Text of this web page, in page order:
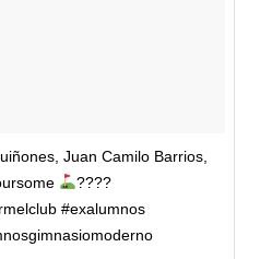
Juan Camilo Barrios,
????
#exalumnos